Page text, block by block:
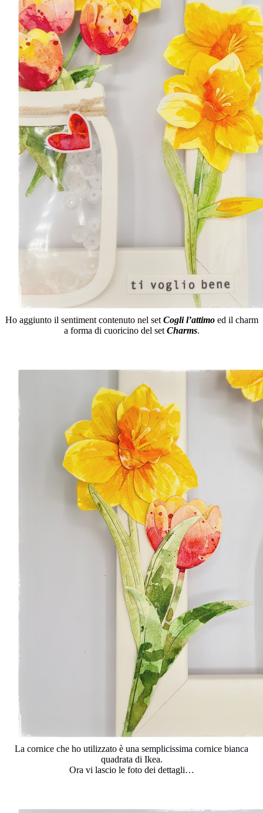
Ho aggiunto il sentiment contenuto nel set Cogli l’attimoed il charm
a forma di cuoricino del set Charms.
La cornice che ho utilizzato è una semplicissima cornice bianca
quadrata di Ikea.
Ora vi lascio le foto dei dettagli…